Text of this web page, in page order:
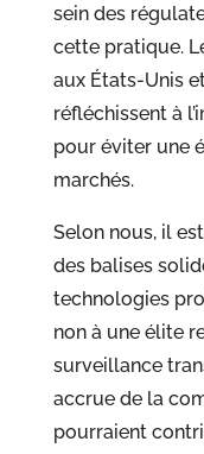
sein des
cette pratique.
aux États-Unis
réfléchissent à
pour éviter une
marchés.
Selon nous, il
des balises
technologies
non à une élite
surveillance
accrue de la
pourraient